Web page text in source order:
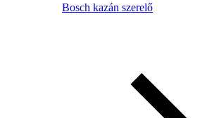
Bosch kazán szerelő